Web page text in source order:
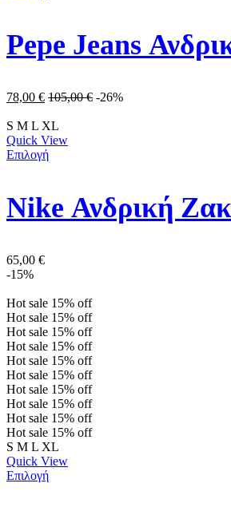
78,00 € 105,00€ -26%
S M L XL
Quick View
Επιλογή
65,00 €
-15%
Hot sale 15% off
Hot sale 15% off
Hot sale 15% off
Hot sale 15% off
Hot sale 15% off
Hot sale 15% off
Hot sale 15% off
Hot sale 15% off
Hot sale 15% off
Hot sale 15% off
S M L XL
Quick View
Επιλογή